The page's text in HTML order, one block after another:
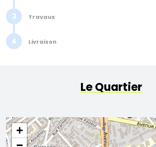
3 Travaux
4 Livraison
Le Quartier
+